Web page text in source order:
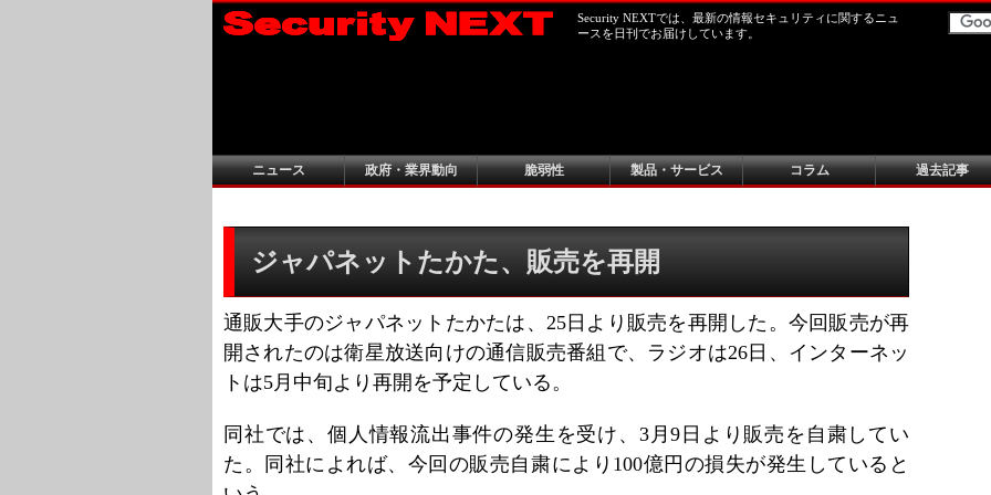
Security NEXTでは、最新の情報セキュリティに関するニュ
ースを日刊でお届けしています。
ニュース 政府・業界動向 脆弱性 製品・サービス コラム 過去記事
ジャパネットたかた、販売を再開
通販大手のジャパネットたかたは、25日より販売を再開した。今回販売が再
開されたのは衛星放送向けの通信販売番組で、ラジオは26日、インターネッ
トは5月中旬より再開を予定している。
同社では、個人情報流出事件の発生を受け、3月9日より販売を自粛してい
た。同社によれば、今回の販売自粛により100億円の損失が発生していると